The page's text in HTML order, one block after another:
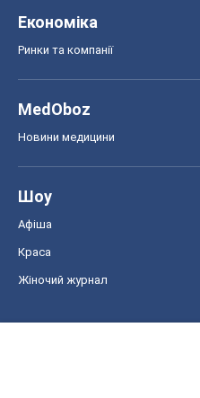
Економіка
Ринки та компанії
MedOboz
Новини медицини
Шоу
Афіша
Краса
Жіночий журнал